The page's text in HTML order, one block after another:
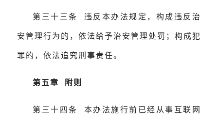
第三十三条 违反本办法规定，构成违反治
安管理行为的，依法给予治安管理处罚；构成犯
罪的，依法追究刑事责任。
第五章 附则
第三十四条 本办法施行前已经从事互联网